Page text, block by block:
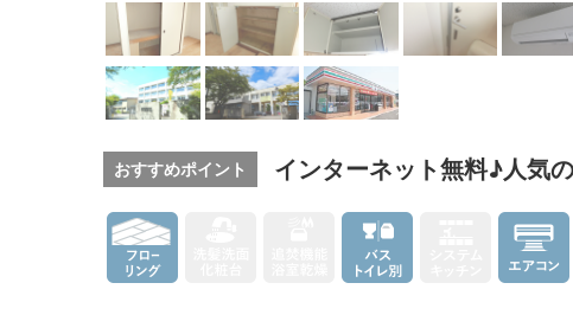
おすすめポイント インターネット無料♪人気